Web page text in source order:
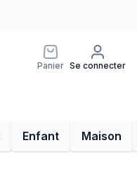
Panier Se connecter
Enfant Maison